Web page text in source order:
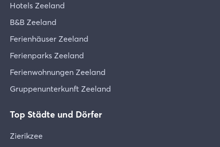
Hotels Zeeland
B&B Zeeland
Ferienhäuser Zeeland
Ferienparks Zeeland
Ferienwohnungen Zeeland
Gruppenunterkunft Zeeland
Top Städte und Dörfer
Zierikzee